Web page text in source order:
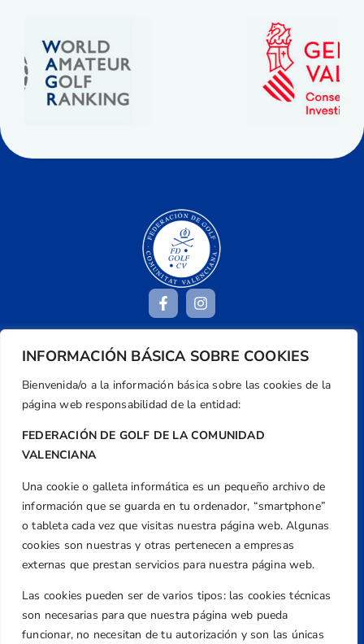
INFORMACIÓN BÁSICA SOBRE COOKIES
Bienvenida/o a la información básica sobre las cookies de la
página web responsabilidad de la entidad:
FEDERACIÓN DE GOLF DE LA COMUNIDAD
VALENCIANA
Una cookie o galleta informática es un pequeño archivo de
información que se guarda en tu ordenador, “smartphone”
o tableta cada vez que visitas nuestra página web. Algunas
cookies son nuestras y otras pertenecen a empresas
externas que prestan servicios para nuestra página web.
Las cookies pueden ser de varios tipos: las cookies técnicas
son necesarias para que nuestra página web pueda
funcionar, no necesitan de tu autorización y son las únicas
Dirección
Centre de L´Esport, Carrer d'Isaac Peral i
Caballero, Nº 5, Despachos 2 y 3, 46980,
Email
federacion@golfcv.com
Aviso Legal
Transparencia
Normativa